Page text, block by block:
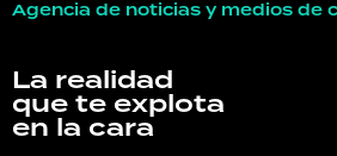
Agencia de noticias y medios de
La realidad
que te explota
en la cara